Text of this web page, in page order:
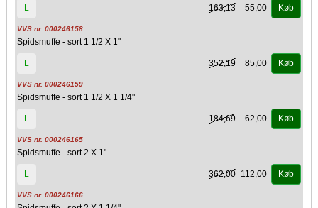
L 163,13 55,00 Køb
VVS nr. 000246158
Spidsmuffe - sort 1 1/2 X 1"
L 352,19 85,00 Køb
VVS nr. 000246159
Spidsmuffe - sort 1 1/2 X 1 1/4"
L 184,69 62,00 Køb
VVS nr. 000246165
Spidsmuffe - sort 2 X 1"
L 362,00 112,00 Køb
VVS nr. 000246166